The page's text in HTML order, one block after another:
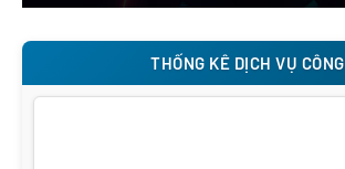
THỐNG KÊ DỊCH VỤ CÔNG